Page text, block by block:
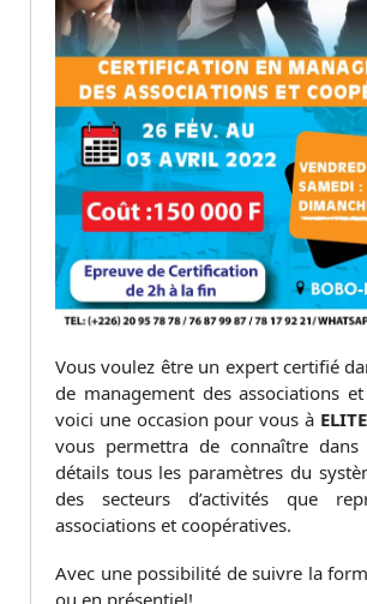
Vous voulez être un expert certifié
de management des associations
voici une occasion pour vous à
vous permettra de connaître dans
détails tous les paramètres du
des secteurs d’activités que
associations et coopératives.
Avec une possibilité de suivre la
ou en présentiel!